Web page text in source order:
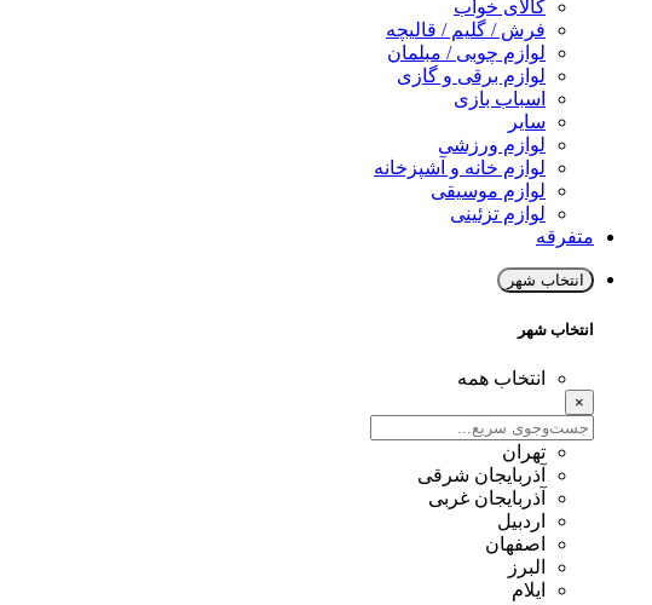
کالای خواب
فرش / گلیم / قالیچه
لوازم چوبی / مبلمان
لوازم برقی و گازی
اسباب بازی
سایر
لوازم ورزشی
لوازم خانه و آشپزخانه
لوازم موسیقی
لوازم تزئینی
متفرقه
انتخاب شهر
انتخاب شهر
انتخاب همه
×
تهران
آذربایجان شرقی
آذربایجان غربی
اردبیل
اصفهان
البرز
ایلام